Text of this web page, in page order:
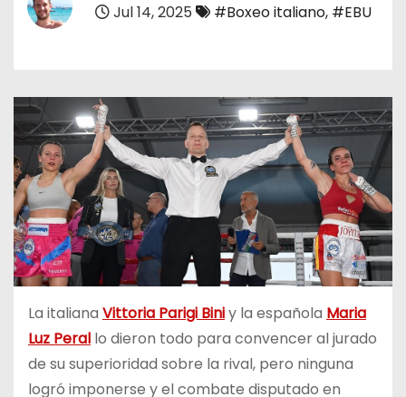
Jul 14, 2025 #Boxeo italiano, #EBU
La italiana Vittoria Parigi Biniy la española Maria
Luz Peral lo dieron todo para convencer al jurado
de su superioridad sobre la rival, pero ninguna
logró imponerse y el combate disputado en